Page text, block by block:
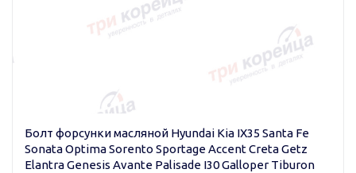
Болт форсунки масляной Hyundai Kia IX35 Santa Fe
Sonata Optima Sorento Sportage Accent Creta Getz
Elantra Genesis Avante Palisade I30 Galloper Tiburon